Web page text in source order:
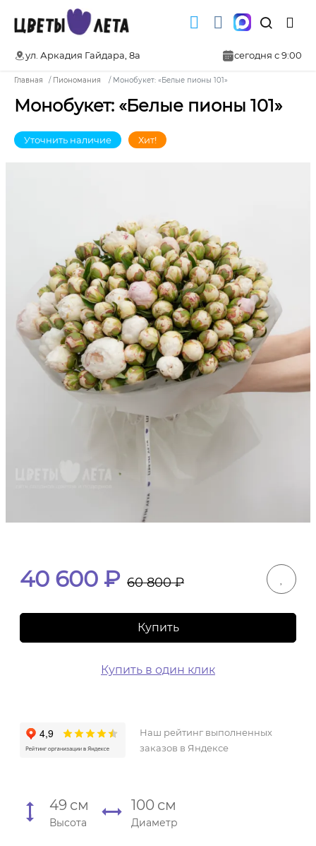
ул. Аркадия Гайдара, 8а сегодня с 9:00
Главная Пиономания Монобукет: «Белые пионы 101»
Монобукет: «Белые пионы 101»
Уточнить наличие Хит!
40 600 ₽ 60 800₽
Купить
Купить в один клик
Наш рейтинг выполненных
заказов в Яндексе
49 см
Высота
100 см
Диаметр